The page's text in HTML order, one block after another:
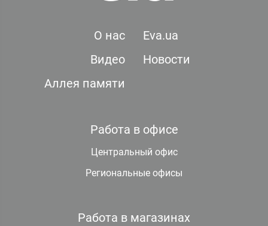
О нас
Eva.ua
Видео
Новости
Аллея памяти
Работа в офисе
Центральный офис
Региональные офисы
Работа в магазинах